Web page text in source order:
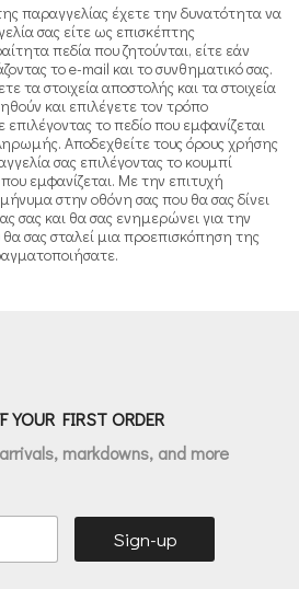
παραγγελίας έχετε την δυνατότητα να
σας είτε ως επισκέπτης
πεδία που ζητούνται, είτε εάν
το e-mail και το συνθηματικό σας.
τα στοιχεία αποστολής και τα στοιχεία
και επιλέγετε τον τρόπο
το πεδίο που εμφανίζεται
Αποδεχθείτε τους όρους χρήσης
σας επιλέγοντας το κουμπί
εμφανίζεται. Με την επιτυχή
στην οθόνη σας που θα σας δίνει
σας και θα σας ενημερώνει για την
σας σταλεί μια προεπισκόπηση της
YOUR FIRST ORDER
markdowns, and more
Sign-up